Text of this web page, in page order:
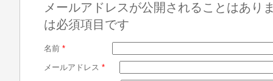
メールアドレスが公開されることはあり
は必須項目です
名前 *
メールアドレス *